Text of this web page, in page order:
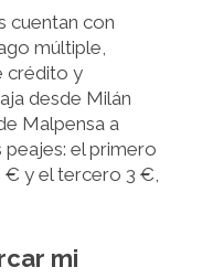
cuentan con
múltiple,
crédito y
desde Milán
Malpensa a
el primero
€ y el tercero 3 €,
mi